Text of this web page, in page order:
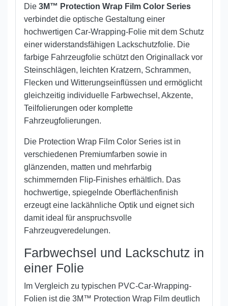
Die 3M™ Protection Wrap Film Color Series
verbindet die optische Gestaltung einer
hochwertigen Car-Wrapping-Folie mit dem Schutz
einer widerstandsfähigen Lackschutzfolie. Die
farbige Fahrzeugfolie schützt den Originallack vor
Steinschlägen, leichten Kratzern, Schrammen,
Flecken und Witterungseinflüssen und ermöglicht
gleichzeitig individuelle Farbwechsel, Akzente,
Teilfolierungen oder komplette
Fahrzeugfolierungen.
Die Protection Wrap Film Color Series ist in
verschiedenen Premiumfarben sowie in
glänzenden, matten und mehrfarbig
schimmernden Flip-Finishes erhältlich. Das
hochwertige, spiegelnde Oberflächenfinish
erzeugt eine lackähnliche Optik und eignet sich
damit ideal für anspruchsvolle
Fahrzeugveredelungen.
Farbwechsel und Lackschutz in
einer Folie
Im Vergleich zu typischen PVC-Car-Wrapping-
Folien ist die 3M™ Protection Wrap Film deutlich